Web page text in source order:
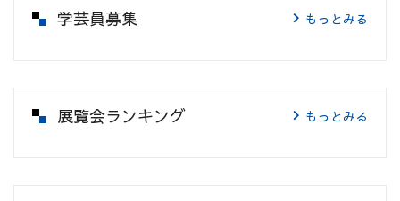
学芸員募集 もっとみる
展覧会ランキング もっとみる